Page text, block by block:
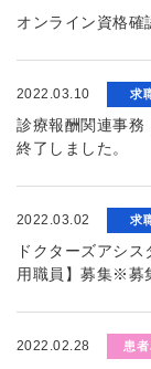
オンライン資格確
2022.03.10 求
診療報酬関連事
終了しました。
2022.03.02 求
ドクターズアシ
用職員】募集※募
2022.02.28 患